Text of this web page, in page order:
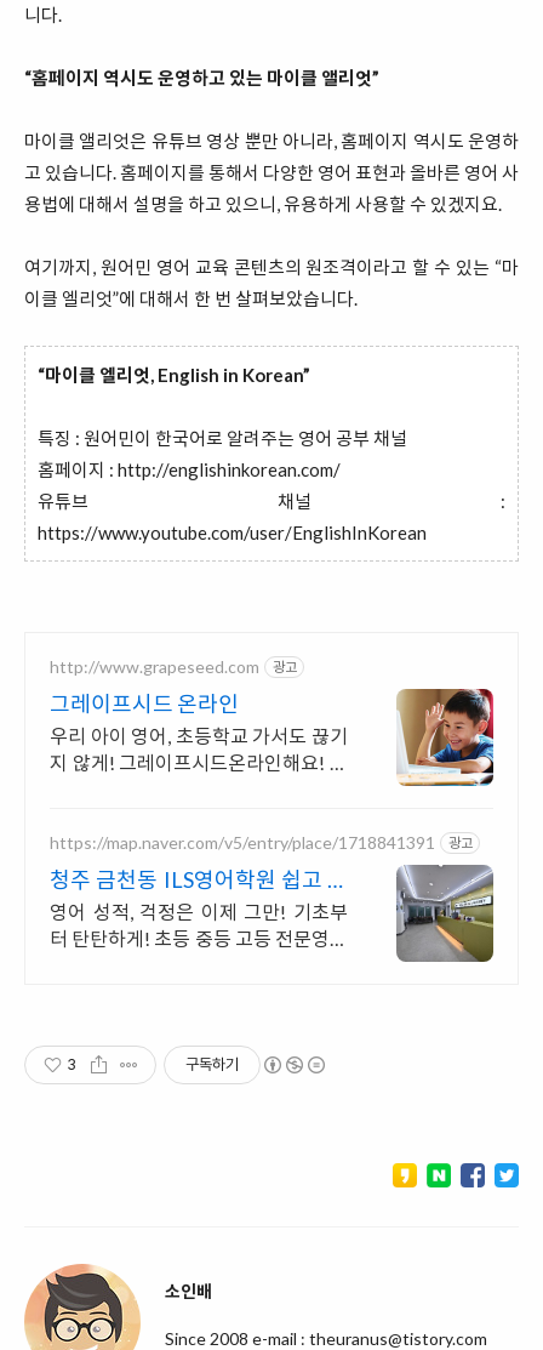
니다.
“홈페이지 역시도 운영하고 있는 마이클 앨리엇”
마이클 앨리엇은 유튜브 영상 뿐만 아니라, 홈페이지 역시도 운영하
고 있습니다. 홈페이지를 통해서 다양한 영어 표현과 올바른 영어 사
용법에 대해서 설명을 하고 있으니, 유용하게 사용할 수 있겠지요.
여기까지, 원어민 영어 교육 콘텐츠의 원조격이라고 할 수 있는 “마
이클 엘리엇”에 대해서 한 번 살펴보았습니다.
“마이클 엘리엇, English in Korean”
특징 : 원어민이 한국어로 알려주는 영어 공부 채널
홈페이지 : http://englishinkorean.com/
유튜브 채널 :
https://www.youtube.com/user/EnglishInKorean
http://www.grapeseed.com 광고
그레이프시드 온라인
우리 아이 영어, 초등학교 가서도 끊기
지 않게! 그레이프시드온라인해요! 집
https://map.naver.com/v5/entry/place/1718841391 광고
청주 금천동 ILS영어학원 쉽고 재
미있게 배우는 영어
영어 성적, 걱정은 이제 그만! 기초부
터 탄탄하게! 초등 중등 고등 전문영어
3 구독하기
소인배
Since 2008 e-mail : theuranus@tistory.com